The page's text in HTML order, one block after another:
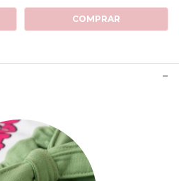
COMPRAR